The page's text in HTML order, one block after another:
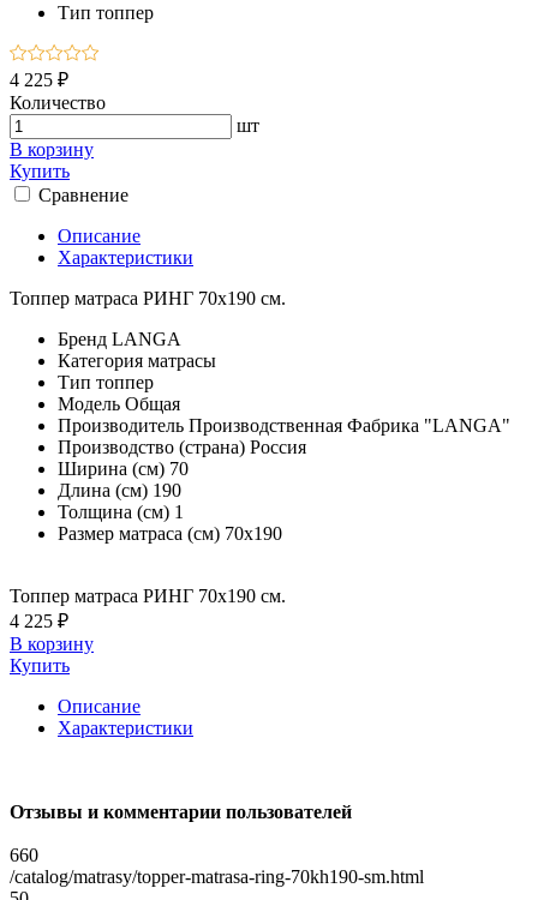
Тип топпер
4 225 ₽
Количество
шт
В корзину
Купить
Сравнение
Описание
Характеристики
Топпер матраса РИНГ 70х190 см.
Бренд LANGA
Категория матрасы
Тип топпер
Модель Общая
Производитель Производственная Фабрика "LANGA"
Производство (страна) Россия
Ширина (см) 70
Длина (см) 190
Толщина (см) 1
Размер матраса (см) 70х190
Топпер матраса РИНГ 70х190 см.
4 225 ₽
В корзину
Купить
Описание
Характеристики
Отзывы и комментарии пользователей
660
/catalog/matrasy/topper-matrasa-ring-70kh190-sm.html